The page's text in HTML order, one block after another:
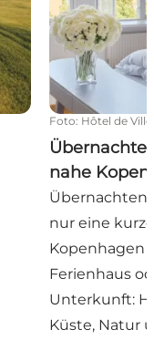
Foto: Hôtel de Ville
nahe
Übernachten
nur eine
Kopenhagen
Ferienhaus
Unterkunft:
Küste, Natur